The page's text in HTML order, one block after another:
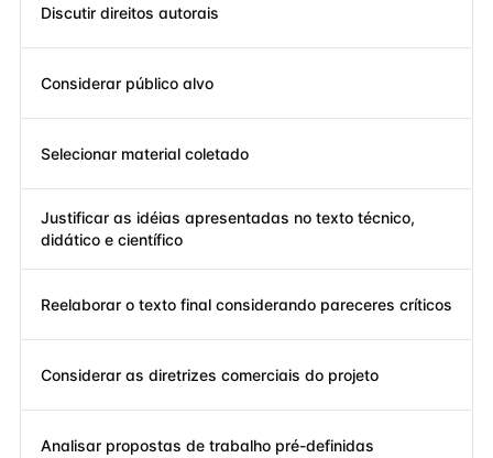
Discutir direitos autorais
Considerar público alvo
Selecionar material coletado
Justificar as idéias apresentadas no texto técnico,
didático e científico
Reelaborar o texto final considerando pareceres críticos
Considerar as diretrizes comerciais do projeto
Analisar propostas de trabalho pré-definidas